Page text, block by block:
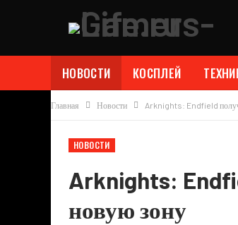
НОВОСТИ КОСПЛЕЙ
Главная Новости Arknights: Endfield
НОВОСТИ
Arknights:
новую зону